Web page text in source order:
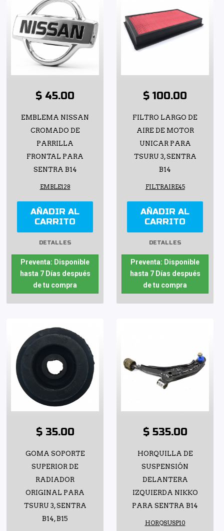
$ 45.00
EMBLEMA NISSAN
CROMADO DE
PARRILLA
FRONTAL PARA
SENTRA B14
EMBLE128
AÑADIR AL
CARRITO
DETALLES
Preventa: Disponible
hasta 7 Días después
de tu compra
$ 100.00
FILTRO LARGO DE
AIRE DE MOTOR
UNICAR PARA
TSURU 3, SENTRA
B14
FILTRAIRE45
AÑADIR AL
CARRITO
DETALLES
Preventa: Disponible
hasta 7 Días después
de tu compra
$ 35.00
GOMA SOPORTE
SUPERIOR DE
RADIADOR
ORIGINAL PARA
TSURU 3, SENTRA
B14, B15
$ 535.00
HORQUILLA DE
SUSPENSIÓN
DELANTERA
IZQUIERDA NIKKO
PARA SENTRA B14
HORQSUSP10